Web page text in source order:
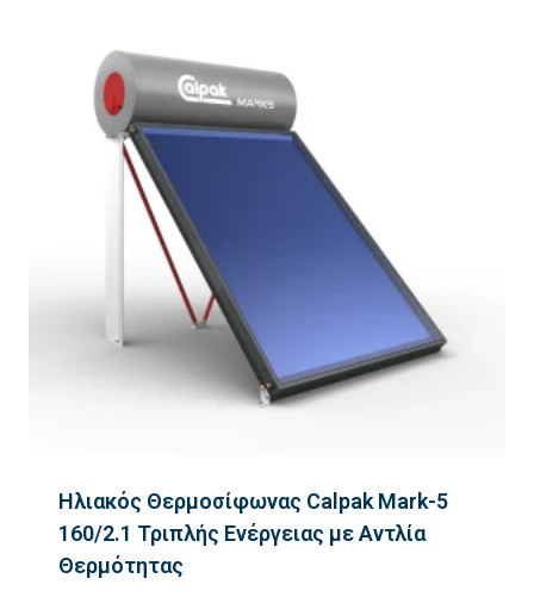
Ηλιακός Θερμοσίφωνας Calpak Mark-5
160/2.1 Τριπλής Ενέργειας με Αντλία
Θερμότητας